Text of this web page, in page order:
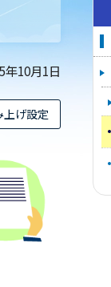
年10月1日
上げ設定